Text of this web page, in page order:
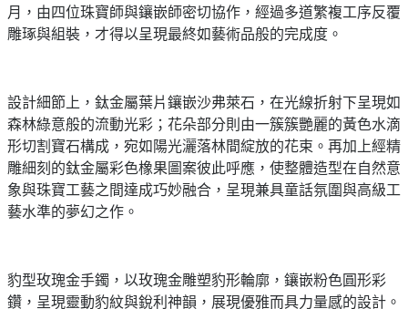
月，由四位珠寶師與鑲嵌師密切協作，經過多道繁複工序反覆
雕琢與組裝，才得以呈現最終如藝術品般的完成度。
設計細節上，鈦金屬葉片鑲嵌沙弗萊石，在光線折射下呈現如
森林綠意般的流動光彩；花朵部分則由一簇簇艷麗的黃色水滴
形切割寶石構成，宛如陽光灑落林間綻放的花束。再加上經精
雕細刻的鈦金屬彩色橡果圖案彼此呼應，使整體造型在自然意
象與珠寶工藝之間達成巧妙融合，呈現兼具童話氛圍與高級工
藝水準的夢幻之作。
豹型玫瑰金手鐲，以玫瑰金雕塑豹形輪廓，鑲嵌粉色圓形彩
鑽，呈現靈動豹紋與銳利神韻，展現優雅而具力量感的設計。